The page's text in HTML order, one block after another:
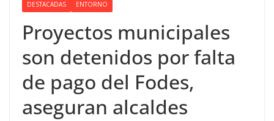
DESTACADAS ENTORNO
Proyectos municipales
son detenidos por falta
de pago del Fodes,
aseguran alcaldes